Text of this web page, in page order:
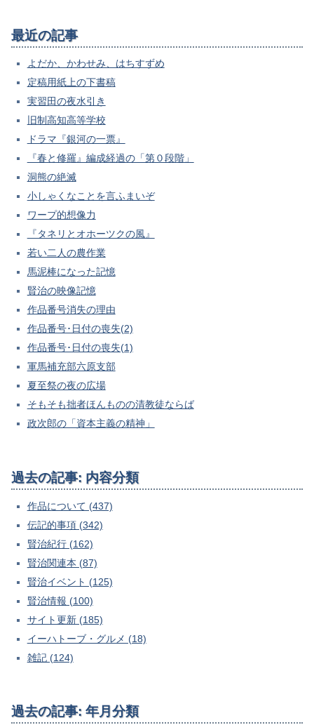
最近の記事
よだか、かわせみ、はちすずめ
定稿用紙上の下書稿
実習田の夜水引き
旧制高知高等学校
ドラマ『銀河の一票』
『春と修羅』編成経過の「第０段階」
洞熊の絶滅
小しゃくなことを言ふまいぞ
ワープ的想像力
『タネリとオホーツクの風』
若い二人の農作業
馬泥棒になった記憶
賢治の映像記憶
作品番号消失の理由
作品番号･日付の喪失(2)
作品番号･日付の喪失(1)
軍馬補充部六原支部
夏至祭の夜の広場
そもそも拙者ほんものの清教徒ならば
政次郎の「資本主義の精神」
過去の記事: 内容分類
作品について (437)
伝記的事項 (342)
賢治紀行 (162)
賢治関連本 (87)
賢治イベント (125)
賢治情報 (100)
サイト更新 (185)
イーハトーブ・グルメ (18)
雑記 (124)
過去の記事: 年月分類